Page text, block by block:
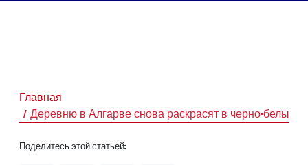
Главная
Деревню в Алгарве снова раскрасят в черно-белые
Поделитесь этой статьей: